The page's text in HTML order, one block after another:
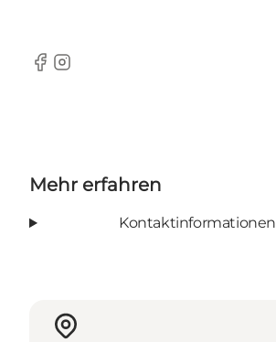
Facebook
Instagram
Mehr erfahren
Kontaktinformationen